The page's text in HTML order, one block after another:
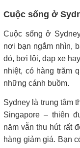
Cuộc sống ở
Cuộc sống ở
nơi bạn ngắm nhìn,
đó, bơi lội, đạp xe
nhiệt, có hàng trăm
những cánh buồm.
Sydney là trung tâm
Singapore – thiên
năm vẫn thu hút rất
hàng giảm giá. Bạn